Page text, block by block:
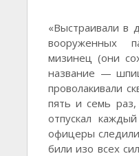
«Выстраивали в
вооруженных
мизинец (они
название —
проволакивали
пять и семь
отпускал
офицеры
били изо всех